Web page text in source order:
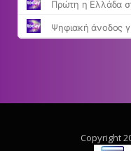
Copyright